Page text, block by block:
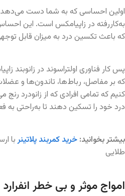
اولین احساسی که به شما دست
به‌کاررفته در زاپیامکس است. این
که باعث تکسین درد به میزان قابل
پس کار فناوری اولتراسوند در زانوبند
که بر مفاصل، رباط‌ها، تاندون‌ها و
کنیم که تمامی افرادی که از زانودرد
درد خود را تسکین دهند تا به‌راحتی به
بیشتر بخوانید: خرید کمربند پلاتینر
طلایی
امواج موثر و بی خطر انفرارد